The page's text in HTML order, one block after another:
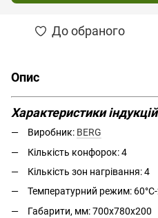
До обраного
Опис
Характеристики
Виробник: BERG
Кількість конфорок: 4
Кількість зон нагрівання: 4
Температурний режим:
Габарити, мм:700х780х200